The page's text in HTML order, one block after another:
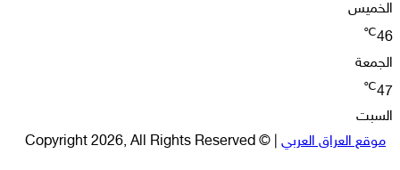
الخميس
46
℃
الجمعة
47
℃
السبت
موقع العراق العربي | © Copyright 2026, All Rights Reserved